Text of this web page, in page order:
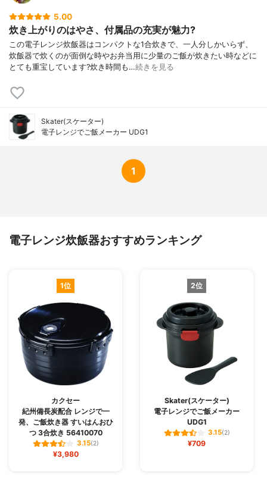
5.00
炊き上がりのはやさ、付属品の充実が魅力?
この電子レンジ炊飯器はコンパクトな1合炊きで、一人分しかいらず、
炊飯器で炊くのが面倒な時やお弁当用に少量のご飯が炊きたい時などに
とても重宝しています?炊き時間も…続きを見る
Skater(スケーター)
電子レンジでご飯メーカー UDG1
1
電子レンジ炊飯器おすすめランキング
1位
カクセー
紀州備長炭配合 レンジで一
発、ご飯炊き器 すいはんおひ
つ 3合炊き 56410070
3.15(2)
¥3,980
2位
Skater(スケーター)
電子レンジでご飯メーカー
UDG1
3.15(2)
¥709